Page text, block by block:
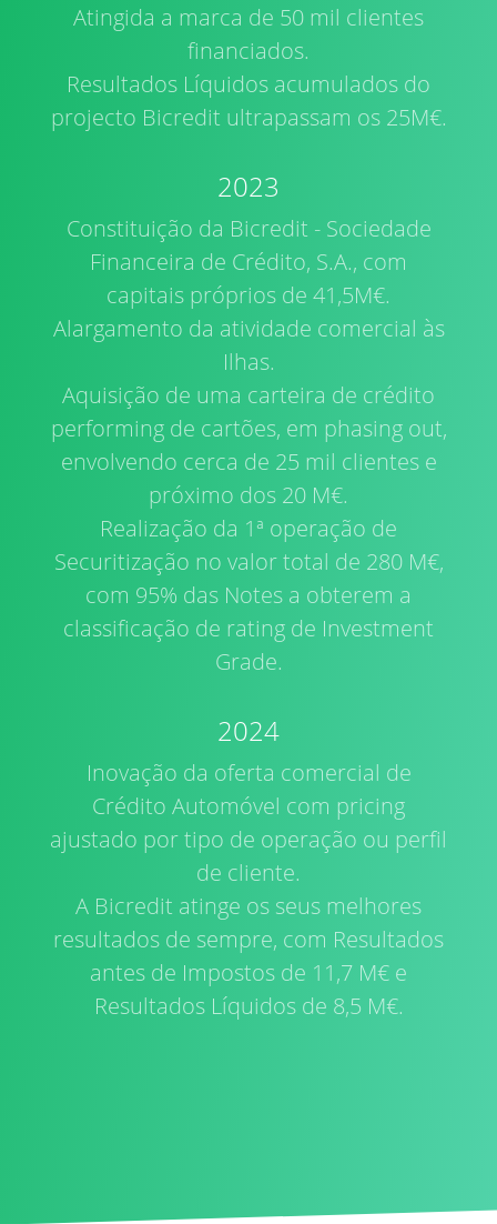
Atingida a marca de 50 mil clientes
financiados.
Resultados Líquidos acumulados do
projecto Bicredit ultrapassam os 25M€.
2023
Constituição da Bicredit - Sociedade
Financeira de Crédito, S.A., com
capitais próprios de 41,5M€.
Alargamento da atividade comercial às
Ilhas.
Aquisição de uma carteira de crédito
performing de cartões, em phasing out,
envolvendo cerca de 25 mil clientes e
próximo dos 20 M€.
Realização da 1ª operação de
Securitização no valor total de 280 M€,
com 95% das Notes a obterem a
classificação de rating de Investment
Grade.
2024
Inovação da oferta comercial de
Crédito Automóvel com pricing
ajustado por tipo de operação ou perfil
de cliente.
A Bicredit atinge os seus melhores
resultados de sempre, com Resultados
antes de Impostos de 11,7 M€ e
Resultados Líquidos de 8,5 M€.